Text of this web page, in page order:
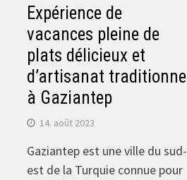
Expérience de
vacances pleine de
plats délicieux et
d’artisanat traditionnel
à Gaziantep
14. août 2023
Gaziantep est une ville du sud-
est de la Turquie connue pour